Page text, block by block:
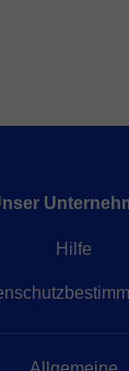
Hilfe